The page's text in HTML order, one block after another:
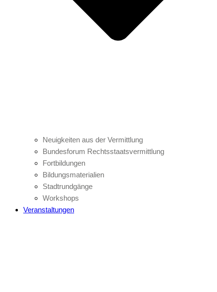
Neuigkeiten aus der Vermittlung
Bundesforum Rechtsstaatsvermittlung
Fortbildungen
Bildungsmaterialien
Stadtrundgänge
Workshops
Veranstaltungen